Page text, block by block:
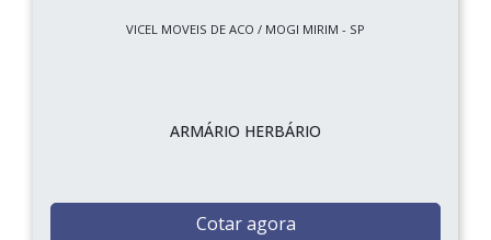
VICEL MOVEIS DE ACO / MOGI MIRIM - SP
ARMÁRIO HERBÁRIO
Cotar agora